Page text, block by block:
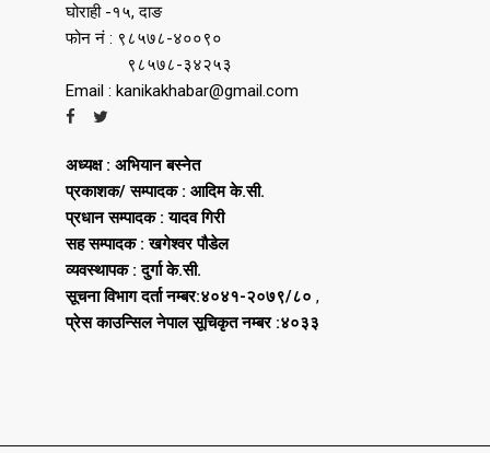
घोराही -१५, दाङ
फोन नं : ९८५७८-४००९०
९८५७८-३४२५३
Email : kanikakhabar@gmail.com
अध्यक्ष : अभियान बस्नेत
प्रकाशक/ सम्पादक : आदिम के.सी.
प्रधान सम्पादक : यादव गिरी
सह सम्पादक : खगेश्वर पौडेल
व्यवस्थापक : दुर्गा के.सी.
सूचना विभाग दर्ता नम्बर:४०४१-२०७९/८० ,
प्रेस काउन्सिल नेपाल सूचिकृत नम्बर :४०३३